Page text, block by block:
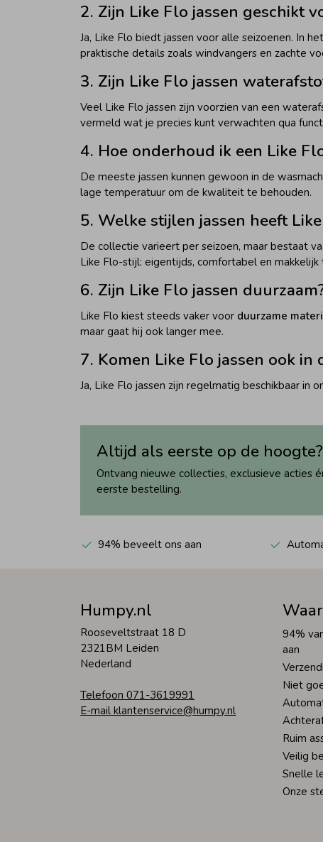
2. Zijn Like Flo jassen geschikt
Ja, Like Flo biedt jassen voor alle seizoenen. In
praktische details zoals windvangers en zachte
3. Zijn Like Flo jassen
Veel Like Flo jassen zijn voorzien van een
vermeld wat je precies kunt verwachten qua
4. Hoe onderhoud ik een Like
De meeste jassen kunnen gewoon in de
lage temperatuur om de kwaliteit te behouden.
5. Welke stijlen jassen heeft
De collectie varieert per seizoen, maar bestaat
Like Flo-stijl: eigentijds, comfortabel en makkelijk
6. Zijn Like Flo jassen
Like Flo kiest steeds vaker voor duurzame
maar gaat hij ook langer mee.
7. Komen Like Flo jassen ook in
Ja, Like Flo jassen zijn regelmatig beschikbaar in
Altijd als eerste op de hoogte?
Ontvang nieuwe collecties, exclusieve acties
eerste bestelling.
94% beveelt ons aan
Humpy.nl
Rooseveltstraat 18 D
2321BM Leiden
Nederland
Telefoon 071-3619991
E-mail klantenservice@humpy.nl
94%
aan
Niet
Ruim
Veilig
Snelle
Onze